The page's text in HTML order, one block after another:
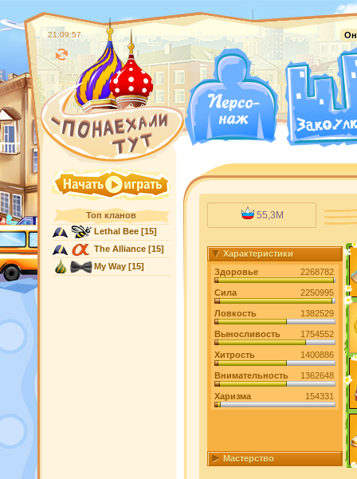
21:09:58
Топ кланов
Lethal Bee[15]
The Alliance[15]
My Way[15]
55,3M
Характеристики
Здоровье
2268782
Сила 2250995
Ловкость 1382529
Выносливость 1754552
Хитрость 1400886
Внимательность 1362648
Харизма 154331
Мастерство